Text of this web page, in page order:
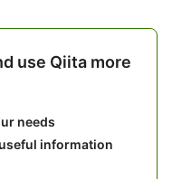
use Qiita more
needs
information